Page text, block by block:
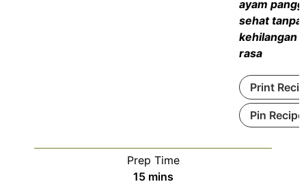
ayam
sehat tanpa
kehilangan
rasa
Print
Pin Recipe
Prep Time
15 mins